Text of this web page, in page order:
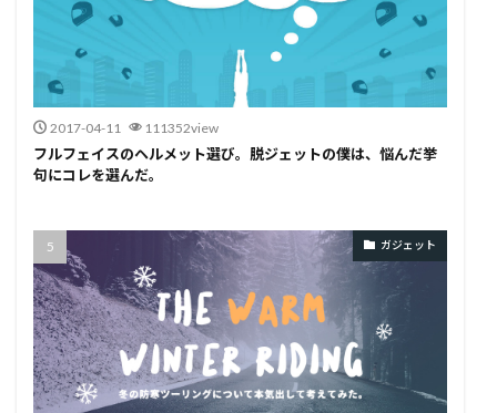
2017-04-11 111352view
フルフェイスのヘルメット選び。脱ジェットの僕は、悩んだ挙
句にコレを選んだ。
ガジェット